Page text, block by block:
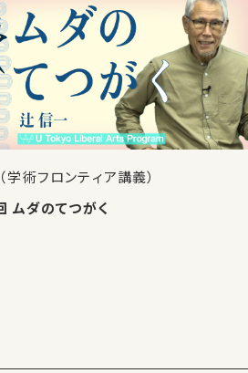
学術フロンティア講義）
第3回 ムダのてつがく